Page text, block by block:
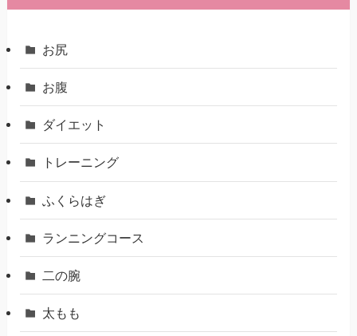
お尻
お腹
ダイエット
トレーニング
ふくらはぎ
ランニングコース
二の腕
太もも